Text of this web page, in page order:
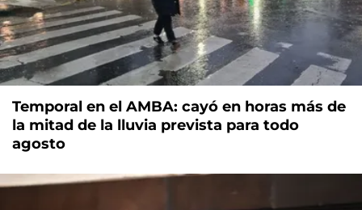
Temporal en el AMBA: cayó en horas más de
la mitad de la lluvia prevista para todo
agosto